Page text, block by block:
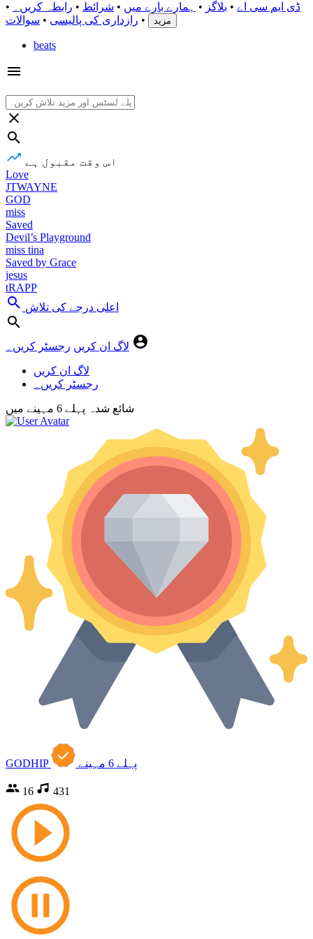
ڈی ایم سی اے • بلاگز • ہمارے بارے میں • شرائط • رابطہ کریں۔
•
رازداری کی پالیسی • سوالات • مزید
beats
اس وقت مقبول ہے
Love
JTWAYNE
GOD
miss
Saved
Devil’s Playground
miss tina
Saved by Grace
jesus
tRAPP
اعلی درجے کی تلاش
لاگ ان کریں رجسٹر کریں۔
لاگ ان کریں
رجسٹر کریں۔
شائع شدہ پہلے 6 مہینے میں
GODHIP پہلے 6 مہینے
16 431